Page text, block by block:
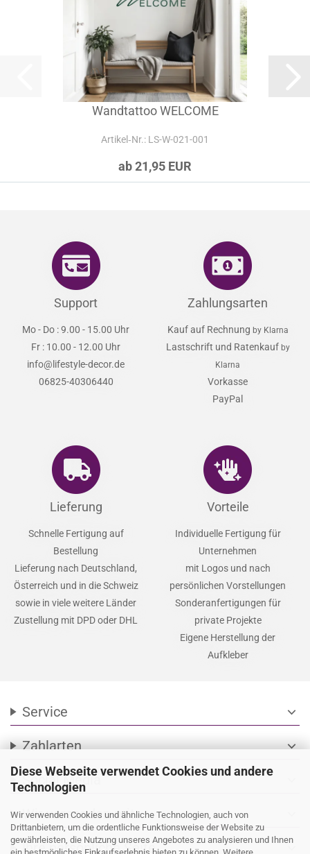
Diese Webseite verwendet Cookies und andere
Technologien
Wir verwenden Cookies und ähnliche Technologien, auch von
Drittanbietern, um die ordentliche Funktionsweise der Website zu
gewährleisten, die Nutzung unseres Angebotes zu analysieren und Ihnen
Wandtattoo WELCOME
Artikel‑Nr.: LS-W-021-001
ab 21,95 EUR
Support
Mo - Do : 9.00 - 15.00 Uhr
Fr : 10.00 - 12.00 Uhr
info@lifestyle-decor.de
06825-40306440
Zahlungsarten
Kauf auf Rechnung by Klarna
Lastschrift und Ratenkauf by
Klarna
Vorkasse
PayPal
Lieferung
Schnelle Fertigung auf
Bestellung
Lieferung nach Deutschland,
Österreich und in die Schweiz
sowie in viele weitere Länder
Zustellung mit DPD oder DHL
Vorteile
Individuelle Fertigung für
Unternehmen
mit Logos und nach
persönlichen Vorstellungen
Sonderanfertigungen für
private Projekte
Eigene Herstellung der
Aufkleber
Service expand_more
Zahlarten expand_more
Social Media
Wir versenden mit
Ihre persönliche Seite expand_more